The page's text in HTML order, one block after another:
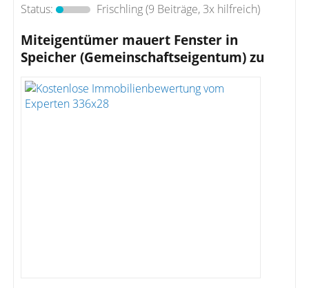
Status:
Frischling(9 Beiträge, 3x hilfreich)
Miteigentümer mauert Fenster in
Speicher (Gemeinschaftseigentum) zu